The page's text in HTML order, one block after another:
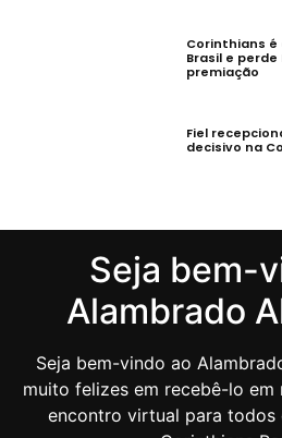
Corinthians é
Brasil e perde
premiação
Fiel
decisivo na
Seja bem-
Alambrado
Seja bem-vindo ao
muito felizes em recebê-lo
encontro virtual para todos